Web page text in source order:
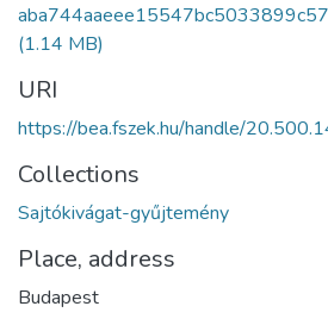
(1.14 MB)
URI
https://bea.fszek.hu/handle/
Collections
Sajtókivágat-gyűjtemény
Place, address
Budapest